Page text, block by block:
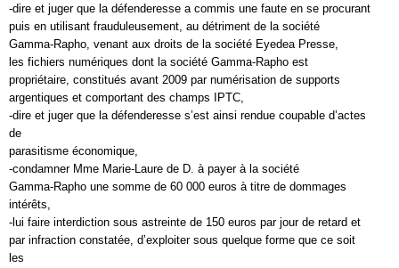
-dire et juger que la défenderesse a commis une faute en se procurant
puis en utilisant frauduleusement, au détriment de la société
Gamma-Rapho, venant aux droits de la société Eyedea Presse,
les fichiers numériques dont la société Gamma-Rapho est
propriétaire, constitués avant 2009 par numérisation de supports
argentiques et comportant des champs IPTC,
-dire et juger que la défenderesse s’est ainsi rendue coupable d’actes
de
parasitisme économique,
-condamner Mme Marie-Laure de D. à payer à la société
Gamma-Rapho une somme de 60 000 euros à titre de dommages
intérêts,
-lui faire interdiction sous astreinte de 150 euros par jour de retard et
par infraction constatée, d’exploiter sous quelque forme que ce soit
les